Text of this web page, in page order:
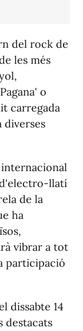
del rock de
les més
o
carregada
diverses
internacional
d'electro-llatí
de la
ha
vibrar a tot
participació
dissabte 14
destacats